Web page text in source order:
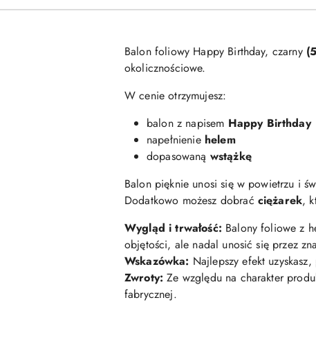
Balon foliowy Happy Birthday, czarny
okolicznościowe.
W cenie otrzymujesz:
balon z napisem Happy Birthday
napełnienie helem
dopasowaną wstążkę
Balon pięknie unosi się w powietrzu i
Dodatkowo możesz dobrać ciężarek,
Wygląd i trwałość: Balony foliowe z
objętości, ale nadal unosić się przez
Wskazówka: Najlepszy efekt
Zwroty: Ze względu na charakter
fabrycznej.